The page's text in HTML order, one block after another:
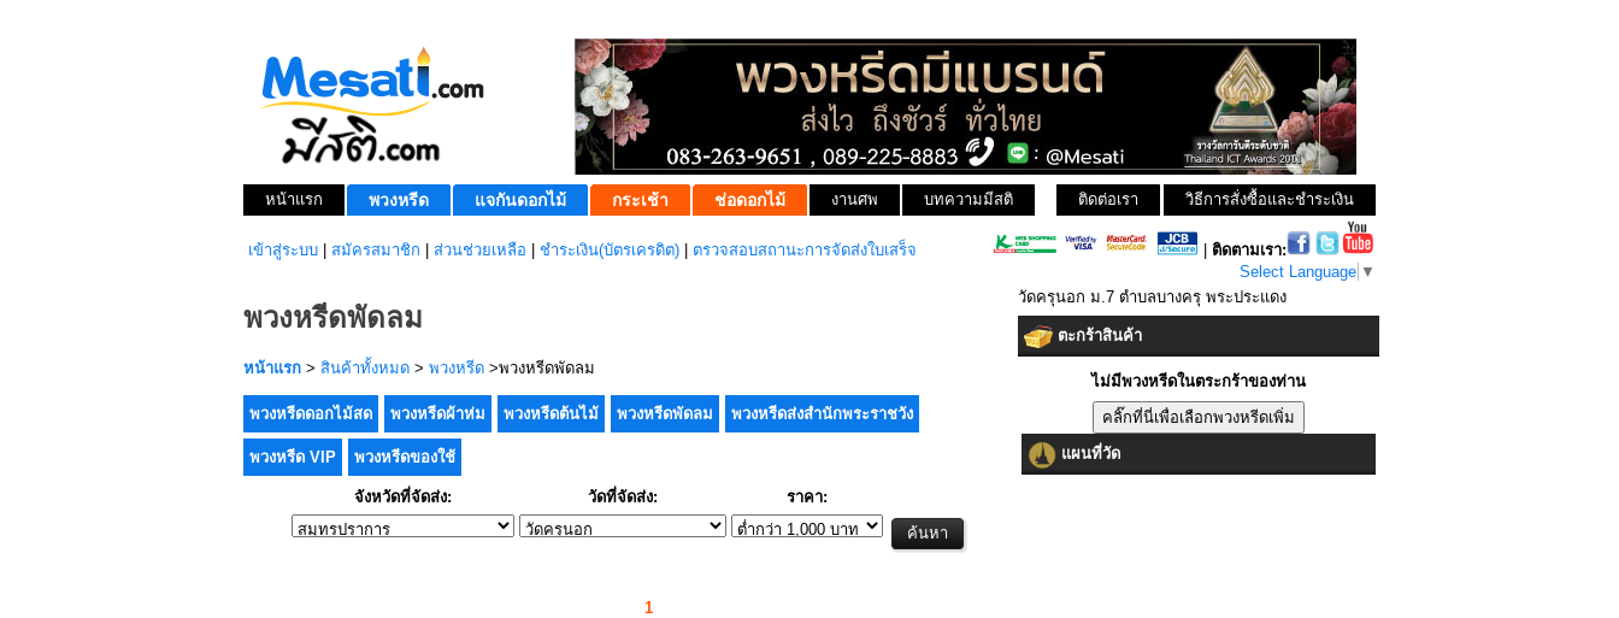
หน้าแรก พวงหรีด แจกันดอกไม้ กระเช้า ช่อดอกไม้ งานศพ บทความมีสติ วิธีการสั่งซื้อและชำระเงิน
ติดต่อเรา
เข้าสู่ระบบ สมัครสมาชิก ส่วนช่วยเหลือ ชำระเงิน(บัตรเครดิต) ตรวจสอบสถานะการจัดส่งใบเสร็จ
ติดตามเรา:
Select Language ▼
พวงหรีดพัดลม
หน้าแรก > สินค้าทั้งหมด > พวงหรีด >พวงหรีดพัดลม
พวงหรีดดอกไม้สด พวงหรีดผ้าห่ม พวงหรีดต้นไม้ พวงหรีดพัดลม พวงหรีดส่งสำนักพระราชวัง
พวงหรีด VIP พวงหรีดของใช้
จังหวัดที่จัดส่ง: วัดที่จัดส่ง: ราคา:
1
วัดครุนอก ม.7 ตำบลบางครุ พระประแดง
ตะกร้าสินค้า
ไม่มีพวงหรีดในตระกร้าของท่าน
แผนที่วัด